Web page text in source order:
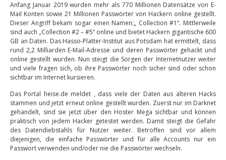
Anfang Januar 2019 wurden mehr als 770 Millionen Datensätze von E-
Mail Konten sowie 21 Millionen Passwörter von Hackern online gestellt.
Dieser Angriff bekam sogar einen Namen:„ Collection #1“. Mittlerweile
sind auch „Collection #2 – #5“ online und bietet Hackern gigantische 600
GB an Daten. Das Hasso-Platter-Institut aus Potsdam hat ermittelt, dass
rund 2,2 Milliarden E-Mail-Adresse und deren Passwörter gehackt und
online gestellt wurden. Nun steigt die Sorgen der Internetnutzer weiter
und viele fragen sich, ob ihre Passwörter noch sicher sind oder schon
sichtbar im Internet kursieren.
Das Portal heise.de meldet , dass viele der Daten aus älteren Hacks
stammen und jetzt erneut online gestellt wurden. Zuerst nur im Darknet
gehandelt, sind sie jetzt über den Hoster Mega sichtbar und können
praktisch von jedem Hacker getestet werden. Damit steigt die Gefahr
des Datendiebstahls für Nutzer weiter. Betroffen sind vor allem
diejenigen, die einfache Passwörter und für alle Accounts nur ein
Passwort verwenden und/oder nie die Passwörter wechseln.